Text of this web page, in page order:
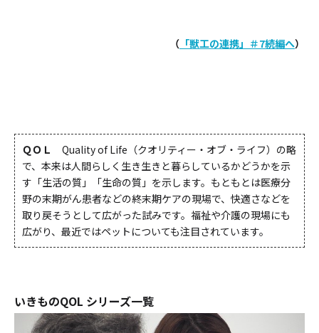
（ 「獣工の連携」＃7続編へ）
ＱＯＬ
Quality of Life（クオリティー・オブ・ライフ）の略
で、本来は人間らしく生き生きと暮らしているかどうかを示
す「生活の質」「生命の質」を示します。もともとは医療分
野の末期がん患者などの終末期ケアの現場で、快適さなどを
取り戻そうとして広がった試みです。福祉や介護の現場にも
広がり、最近ではペットについても注目されています。
いきものQOL シリーズ一覧